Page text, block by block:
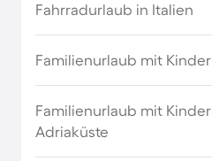
Mallorca Strandurlaub
Nordsee Strandurlaub
Normandie Urlaub am
Fahrradurlaub in Italien
Familienurlaub mit
Familienurlaub mit
Adriaküste